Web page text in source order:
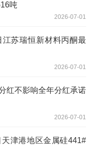
吨
2026-07-01
苏瑞恒新材料丙酮最
2026-07-01
红不影响全年分红承诺
2026-07-01
津港地区金属硅441#